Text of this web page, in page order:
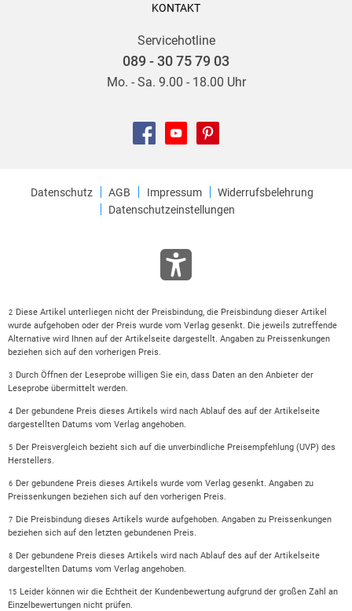
KONTAKT
Servicehotline
089 - 30 75 79 03
Mo. - Sa. 9.00 - 18.00 Uhr
Datenschutz AGB Impressum
Widerrufsbelehrung
Datenschutzeinstellungen
2 Diese Artikel unterliegen nicht der Preisbindung, die Preisbindung dieser Artikel
wurde aufgehoben oder der Preis wurde vom Verlag gesenkt. Die jeweils zutreffende
Alternative wird Ihnen auf der Artikelseite dargestellt. Angaben zu Preissenkungen
beziehen sich auf den vorherigen Preis.
3 Durch Öffnen der Leseprobe willigen Sie ein, dass Daten an den Anbieter der
Leseprobe übermittelt werden.
4 Der gebundene Preis dieses Artikels wird nach Ablauf des auf der Artikelseite
dargestellten Datums vom Verlag angehoben.
5 Der Preisvergleich bezieht sich auf die unverbindliche Preisempfehlung (UVP) des
Herstellers.
6 Der gebundene Preis dieses Artikels wurde vom Verlag gesenkt. Angaben zu
Preissenkungen beziehen sich auf den vorherigen Preis.
7 Die Preisbindung dieses Artikels wurde aufgehoben. Angaben zu Preissenkungen
beziehen sich auf den letzten gebundenen Preis.
8 Der gebundene Preis dieses Artikels wird nach Ablauf des auf der Artikelseite
dargestellten Datums vom Verlag angehoben.
15 Leider können wir die Echtheit der Kundenbewertung aufgrund der großen Zahl an
Einzelbewertungen nicht prüfen.